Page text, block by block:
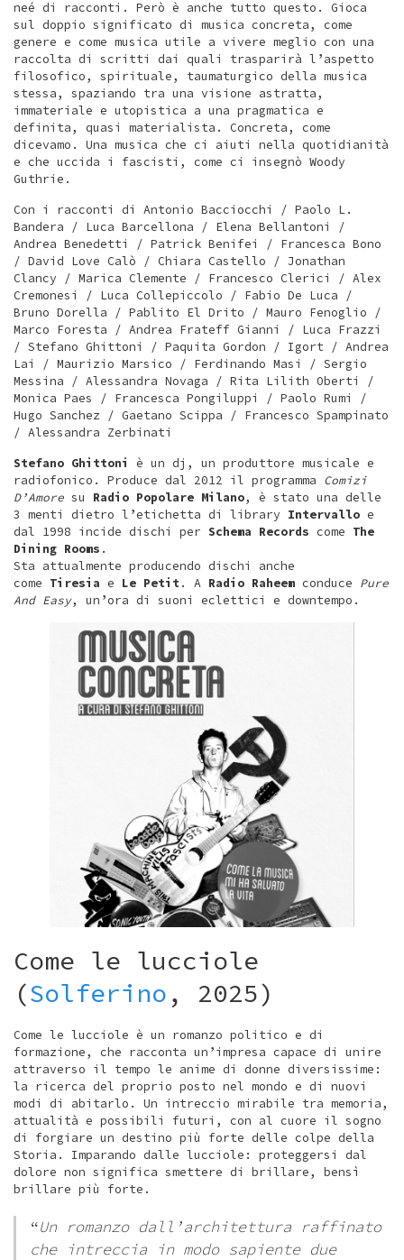
neé di racconti. Però è anche tutto questo. Gioca
sul doppio significato di musica concreta, come
genere e come musica utile a vivere meglio con una
raccolta di scritti dai quali trasparirà l’aspetto
filosofico, spirituale, taumaturgico della musica
stessa, spaziando tra una visione astratta,
immateriale e utopistica a una pragmatica e
definita, quasi materialista. Concreta, come
dicevamo. Una musica che ci aiuti nella quotidianità
e che uccida i fascisti, come ci insegnò Woody
Guthrie.
Con i racconti di Antonio Bacciocchi / Paolo L.
Bandera / Luca Barcellona / Elena Bellantoni /
Andrea Benedetti / Patrick Benifei / Francesca Bono
/ David Love Calò / Chiara Castello / Jonathan
Clancy / Marica Clemente / Francesco Clerici / Alex
Cremonesi / Luca Collepiccolo / Fabio De Luca /
Bruno Dorella / Pablito El Drito / Mauro Fenoglio /
Marco Foresta / Andrea Frateff Gianni / Luca Frazzi
/ Stefano Ghittoni / Paquita Gordon / Igort / Andrea
Lai / Maurizio Marsico / Ferdinando Masi / Sergio
Messina / Alessandra Novaga / Rita Lilith Oberti /
Monica Paes / Francesca Pongiluppi / Paolo Rumi /
Hugo Sanchez / Gaetano Scippa / Francesco Spampinato
/ Alessandra Zerbinati
Stefano Ghittoni
è un dj, un produttore musicale e
radiofonico. Produce dal 2012 il programma Comizi
D’Amore su Radio Popolare Milano, è stato una delle
3 menti dietro l’etichetta di library Intervallo e
dal 1998 incide dischi per Schema Records come The
Dining Rooms .
Sta attualmente producendo dischi anche
come Tiresia e Le Petit. A Radio Raheem conduce Pure
And Easy, un’ora di suoni eclettici e downtempo.
Come le lucciole
(Solferino, 2025)
Come le lucciole è un romanzo politico e di
formazione, che racconta un’impresa capace di unire
attraverso il tempo le anime di donne diversissime:
la ricerca del proprio posto nel mondo e di nuovi
modi di abitarlo. Un intreccio mirabile tra memoria,
attualità e possibili futuri, con al cuore il sogno
di forgiare un destino più forte delle colpe della
Storia. Imparando dalle lucciole: proteggersi dal
dolore non significa smettere di brillare, bensì
brillare più forte.
“Un romanzo dall’architettura raffinato
che intreccia in modo sapiente due